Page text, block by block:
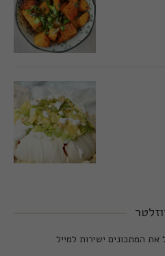
המתכונים ישירות למייל